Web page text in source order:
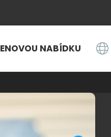
NABÍDKU